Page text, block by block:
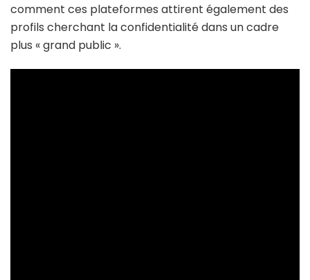
comment ces plateformes attirent également des
profils cherchant la confidentialité dans un cadre
plus « grand public ».